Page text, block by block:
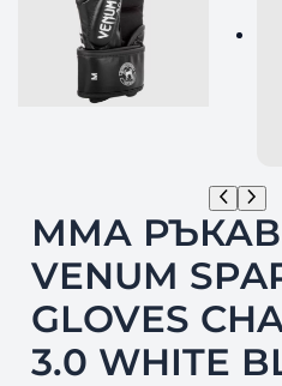
ММА
VENUM
GLOVES
3.0 WHITE